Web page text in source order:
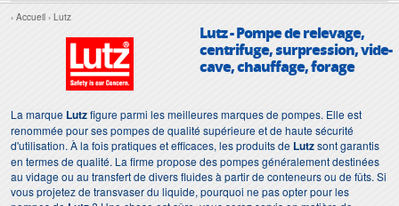
Accueil Lutz
Lutz - Pompe de relevage,
centrifuge, surpression, vide-
cave, chauffage, forage
La marque Lutzfigure parmi les meilleures marques de pompes. Elle est
renommée pour ses pompes de qualité supérieure et de haute sécurité
d'utilisation. À la fois pratiques et efficaces, les produits de Lutzsont garantis
en termes de qualité. La firme propose des pompes généralement destinées
au vidage ou au transfert de divers fluides à partir de conteneurs ou de fûts. Si
vous projetez de transvaser du liquide, pourquoi ne pas opter pour les